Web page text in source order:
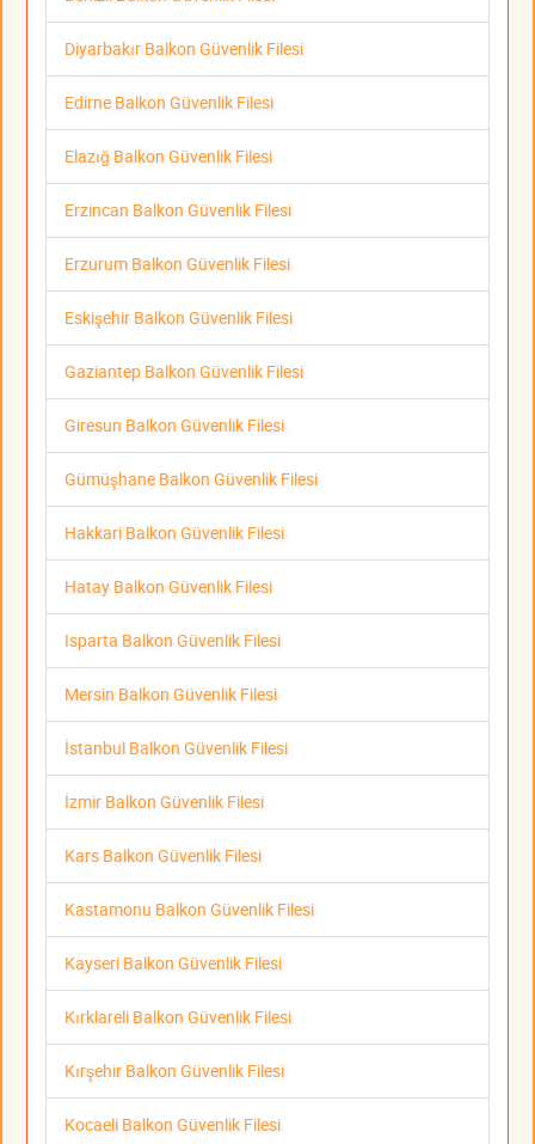
Diyarbakır Balkon Güvenlik Filesi
Edirne Balkon Güvenlik Filesi
Elazığ Balkon Güvenlik Filesi
Erzincan Balkon Güvenlik Filesi
Erzurum Balkon Güvenlik Filesi
Eskişehir Balkon Güvenlik Filesi
Gaziantep Balkon Güvenlik Filesi
Giresun Balkon Güvenlik Filesi
Gümüşhane Balkon Güvenlik Filesi
Hakkari Balkon Güvenlik Filesi
Hatay Balkon Güvenlik Filesi
Isparta Balkon Güvenlik Filesi
Mersin Balkon Güvenlik Filesi
İstanbul Balkon Güvenlik Filesi
İzmir Balkon Güvenlik Filesi
Kars Balkon Güvenlik Filesi
Kastamonu Balkon Güvenlik Filesi
Kayseri Balkon Güvenlik Filesi
Kırklareli Balkon Güvenlik Filesi
Kırşehir Balkon Güvenlik Filesi
Kocaeli Balkon Güvenlik Filesi